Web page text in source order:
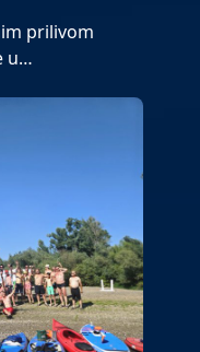
prilivom
u…